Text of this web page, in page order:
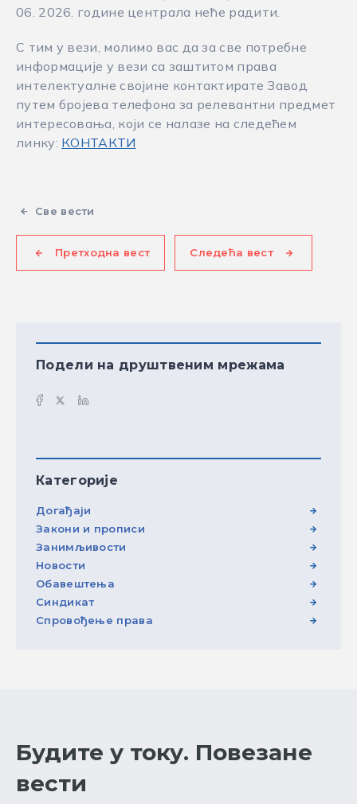
06. 2026. године централа неће радити.
С тим у вези, молимо вас да за све потребне
информације у вези са заштитом права
интелектуалне својине контактирате Завод
путем бројева телефона за релевантни предмет
интересовања, који се налазе на следећем
линку: КОНТАКТИ
Све вести
Претходна вест Следећа вест
Подели на друштвеним мрежама
Категорије
Догађаји
Закони и прописи
Занимљивости
Новости
Обавештења
Синдикат
Спровођење права
Будите у току. Повезане
вести